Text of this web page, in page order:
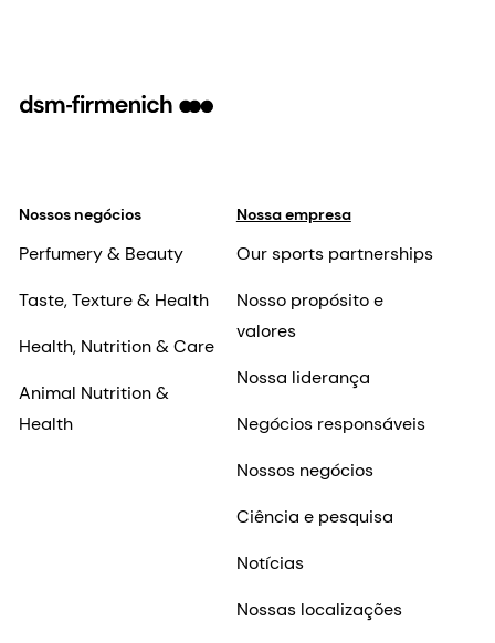
Nossos negócios
Perfumery & Beauty
Taste, Texture & Health
Health, Nutrition & Care
Animal Nutrition &
Health
Nossa empresa
Our sports partnerships
Nosso propósito e
valores
Nossa liderança
Negócios responsáveis
Nossos negócios
Ciência e pesquisa
Notícias
Nossas localizações